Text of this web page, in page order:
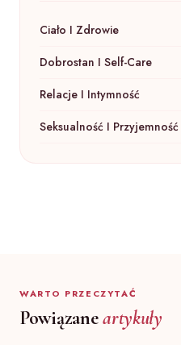
Ciało I Zdrowie
Dobrostan I Self-Care
Relacje I Intymność
Seksualność I Przyjemność
WARTO PRZECZYTAĆ
Powiązaneartykuły